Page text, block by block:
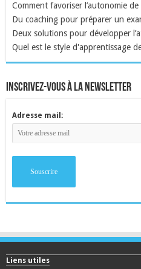
Comment favoriser l’autonomie
Du coaching pour préparer un
Deux solutions pour développer
Quel est le style d'apprentissage
inscrivez-vous à la newsletter
Adresse mail:
Liens utiles